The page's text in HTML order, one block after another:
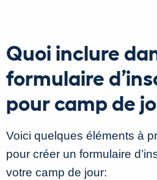
Quoi inclure
formulaire
pour camp de
Voici quelques éléments à
pour créer un formulaire
votre camp de jour: